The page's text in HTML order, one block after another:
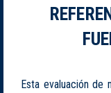
Esta evaluación de